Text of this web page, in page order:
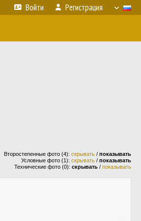
Войти Регистрация
Второстепенные фото (4): скрывать / показывать
Условные фото (1): скрывать / показывать
Технические фото (0): скрывать / показывать